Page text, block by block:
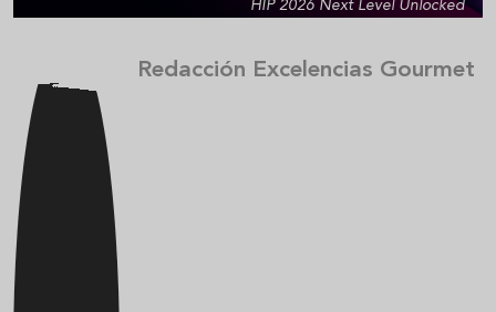
HIP 2026 Next Level Unlocked
Redacción Excelencias Gourmet